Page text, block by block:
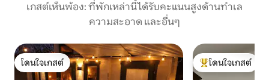
เกสต์เห็นพ้อง: ที่พักเหล่านี้ได้รับคะแนนสูงด้านทำเล
ความสะอาด และอื่นๆ
โดนใจเกสต์
โดนใจเกสต์
โดนใจเกสต์ที่สุด
โดนใจเกสต์